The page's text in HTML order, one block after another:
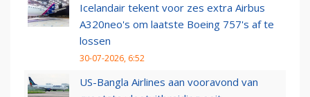
Icelandair tekent voor zes extra Airbus
A320neo's om laatste Boeing 757's af te
lossen
30-07-2026, 6:52
US-Bangla Airlines aan vooravond van